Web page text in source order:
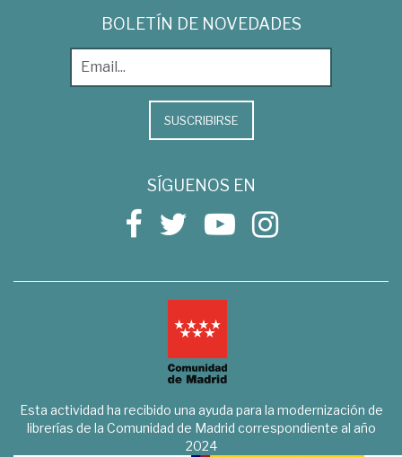
BOLETÍN DE NOVEDADES
SUSCRIBIRSE
SÍGUENOS EN
Esta actividad ha recibido una ayuda para la modernización de
librerías de la Comunidad de Madrid correspondiente al año
2024